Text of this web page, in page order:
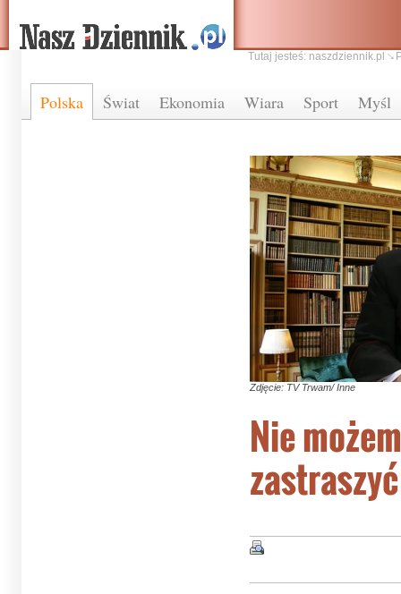
Polska Świat Ekonomia Wiara Sport Myśl
Tutaj jesteś: naszdziennik.pl
Zdjęcie: TV Trwam/ Inne
Nie
zastraszyć